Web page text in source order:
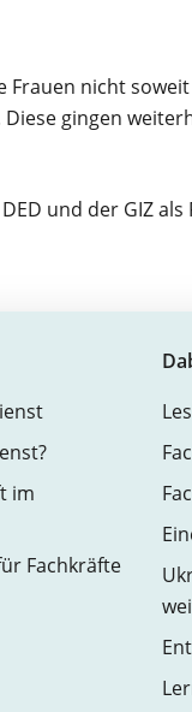
nicht
gingen
und der GIZ
im
Fachkräfte